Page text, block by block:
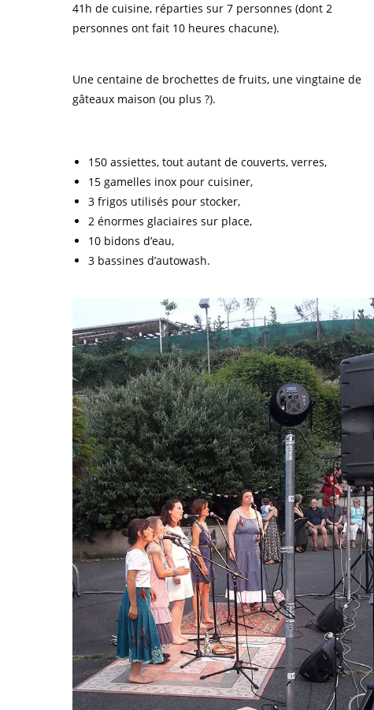
41h de cuisine, réparties sur 7 personnes (dont 2
personnes ont fait 10 heures chacune).
Une centaine de brochettes de fruits, une vingtaine de
gâteaux maison (ou plus ?).
150 assiettes, tout autant de couverts, verres,
15 gamelles inox pour cuisiner,
3 frigos utilisés pour stocker,
2 énormes glaciaires sur place,
10 bidons d’eau,
3 bassines d’autowash.